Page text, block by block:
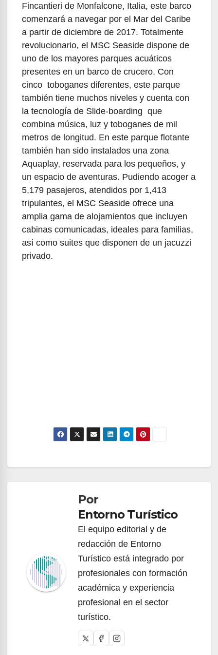
Fincantieri de Monfalcone, Italia, este barco
comenzará a navegar por el Mar del Caribe
a partir de diciembre de 2017. Totalmente
revolucionario, el MSC Seaside dispone de
uno de los mayores parques acuáticos
presentes en un barco de crucero. Con
cinco toboganes diferentes, este parque
también tiene muchos niveles y cuenta con
la tecnología de Slide-boarding que
combina música, luz y toboganes de mil
metros de longitud. En este parque flotante
también han sido instalados una zona
Aquaplay, reservada para los pequeños, y
un espacio de aventuras. Pudiendo acoger a
5,179 pasajeros, atendidos por 1,413
tripulantes, el MSC Seaside ofrece una
amplia gama de alojamientos que incluyen
cabinas comunicadas, ideales para familias,
así como suites que disponen de un jacuzzi
privado.
Navegación
entradasPor
Entorno Turístico
El equipo editorial y de
redacción de Entorno
Turístico está integrado por
profesionales con formación
académica y experiencia
profesional en el sector
turístico.